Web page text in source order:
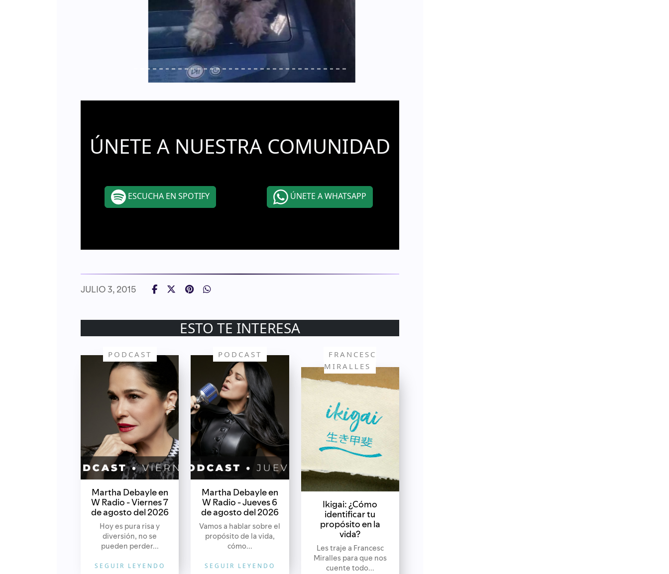
ÚNETE A NUESTRA COMUNIDAD
ESCUCHA EN SPOTIFY ÚNETE A WHATSAPP
JULIO 3, 2015
ESTO TE INTERESA
PODCAST
Martha Debayle en
W Radio - Viernes 7
de agosto del 2026
Hoy es pura risa y
diversión, no se
pueden perder...
SEGUIR LEYENDO
PODCAST
Martha Debayle en
W Radio - Jueves 6
de agosto del 2026
Vamos a hablar sobre el
propósito de la vida,
cómo...
SEGUIR LEYENDO
FRANCESC
MIRALLES
Ikigai: ¿Cómo
identificar tu
propósito en la
vida?
Les traje a Francesc
Miralles para que nos
cuente todo...